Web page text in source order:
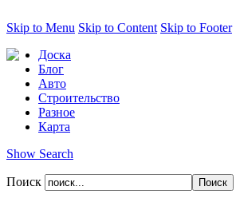
Skip to Menu Skip to Content Skip to Footer
Доска
Блог
Авто
Строительство
Разное
Карта
Show Search
Поиск